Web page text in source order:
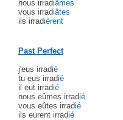
nous irradiâmes
vous irradiâtes
ils irradièrent
Past Perfect
j'eus irradié
tu eus irradié
il eut irradié
nous eûmes irradié
vous eûtes irradié
ils eurent irradié